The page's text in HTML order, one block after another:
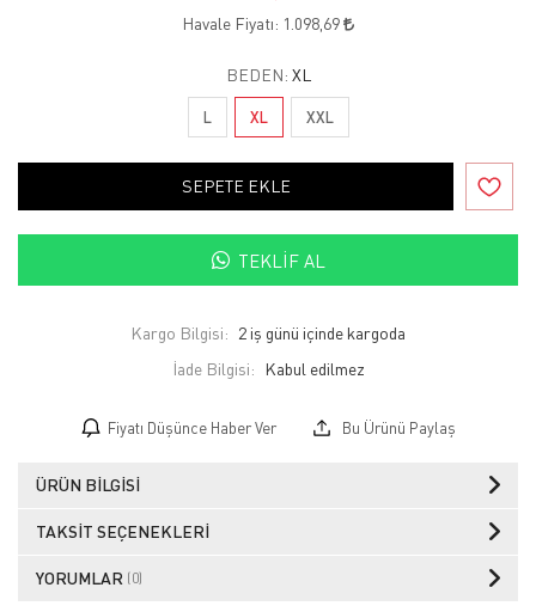
Havale Fiyatı: 1.098,69
BEDEN: XL
L XL XXL
SEPETE EKLE
TEKLIF AL
Kargo Bilgisi: 2 iş günü içinde kargoda
İade Bilgisi:
Fiyatı Düşünce Haber Ver Bu Ürünü Paylaş
ÜRÜN BILGISI
TAKSIT SEÇENEKLERI
YORUMLAR (0)